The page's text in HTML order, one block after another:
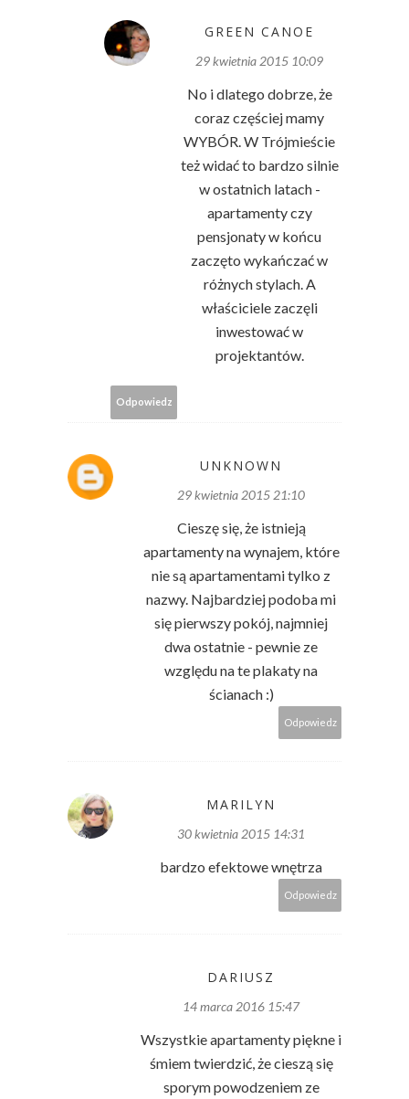
GREEN CANOE
29 kwietnia 2015 10:09
No i dlatego dobrze, że
coraz częściej mamy
WYBÓR. W Trójmieście
też widać to bardzo silnie
w ostatnich latach -
apartamenty czy
pensjonaty w końcu
zaczęto wykańczać w
różnych stylach. A
właściciele zaczęli
inwestować w
projektantów.
Odpowiedz
UNKNOWN
29 kwietnia 2015 21:10
Cieszę się, że istnieją
apartamenty na wynajem, które
nie są apartamentami tylko z
nazwy. Najbardziej podoba mi
się pierwszy pokój, najmniej
dwa ostatnie - pewnie ze
względu na te plakaty na
ścianach :)
Odpowiedz
MARILYN
30 kwietnia 2015 14:31
bardzo efektowe wnętrza
Odpowiedz
DARIUSZ
14 marca 2016 15:47
Wszystkie apartamenty piękne i
śmiem twierdzić, że cieszą się
sporym powodzeniem ze